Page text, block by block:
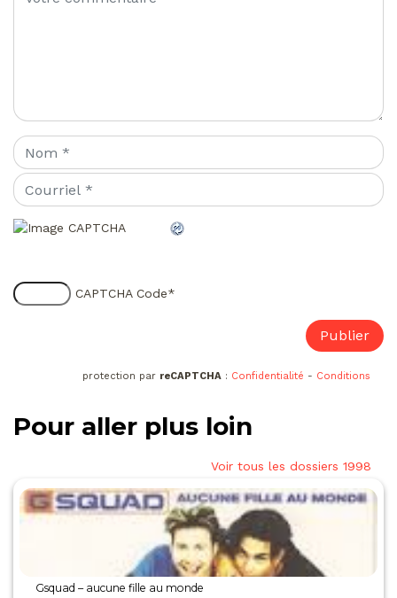
CAPTCHA Code*
protection par reCAPTCHA : Confidentialité - Conditions
Pour aller plus loin
Voir tous les dossiers 1998
Gsquad – aucune fille au monde